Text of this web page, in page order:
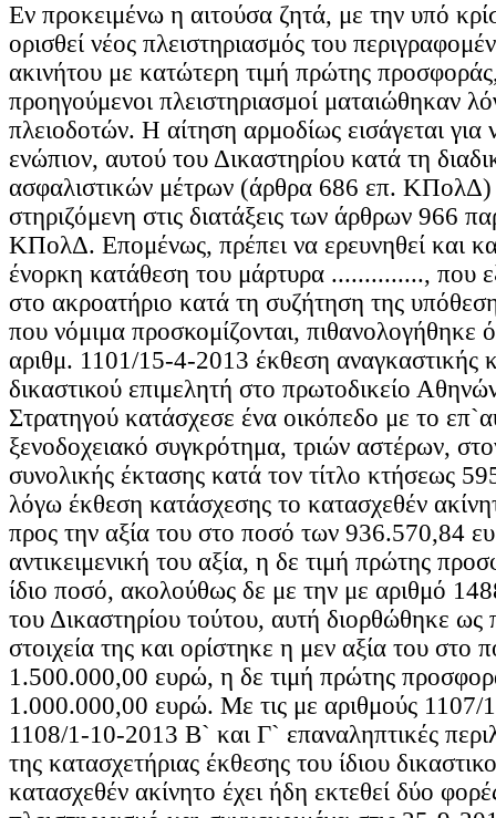
Εν προκειμένω η αιτούσα ζητά, με την υπό
ορισθεί νέος πλειστηριασμός του
ακινήτου με κατώτερη τιμή πρώτης
προηγούμενοι πλειστηριασμοί ματαιώθηκαν
πλειοδοτών. Η αίτηση αρμοδίως εισάγεται για
ενώπιον, αυτού του Δικαστηρίου κατά τη
ασφαλιστικών μέτρων (άρθρα 686 επ. ΚΠολΔ)
στηριζόμενη στις διατάξεις των άρθρων 966
ΚΠολΔ. Επομένως, πρέπει να ερευνηθεί και
ένορκη κατάθεση του μάρτυρα .............., που
στο ακροατήριο κατά τη συζήτηση της
που νόμιμα προσκομίζονται, πιθανολογήθηκε
αριθμ. 1101/15-4-2013 έκθεση αναγκαστικής
δικαστικού επιμελητή στο πρωτοδικείο
Στρατηγού κατάσχεσε ένα οικόπεδο με το
ξενοδοχειακό συγκρότημα, τριών αστέρων,
συνολικής έκτασης κατά τον τίτλο κτήσεως
λόγω έκθεση κατάσχεσης το κατασχεθέν
προς την αξία του στο ποσό των 936.570,84
αντικειμενική του αξία, η δε τιμή πρώτης
ίδιο ποσό, ακολούθως δε με την με αριθμό
του Δικαστηρίου τούτου, αυτή διορθώθηκε
στοιχεία της και ορίστηκε η μεν αξία του στο
1.500.000,00 ευρώ, η δε τιμή πρώτης
1.000.000,00 ευρώ. Με τις με αριθμούς 1107/
1108/1-10-2013 Β` και Γ` επαναληπτικές
της κατασχετήριας έκθεσης του ίδιου
κατασχεθέν ακίνητο έχει ήδη εκτεθεί δύο